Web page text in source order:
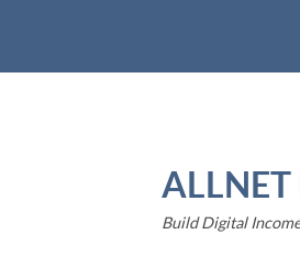
nội
ALLNET
Build Digital